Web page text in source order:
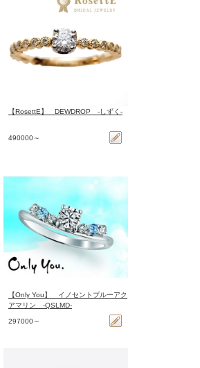
【RosettE】 DEWDROP -しずく-
490000～
【Only You】 イノセントブルーアク
アマリン -QSLMD-
297000～